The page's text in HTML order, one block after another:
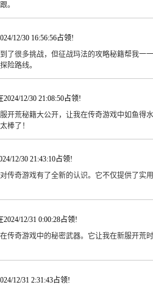
。
12/30 16:56:56占领!
了很多挑战，但征战玛法的攻略秘籍帮我一
险路线。
2024/12/30 21:08:50占领!
开荒秘籍大公开，让我在传奇游戏中如鱼得
棒了！
12/30 21:43:10占领!
传奇游戏有了全新的认识。它不仅提供了实
2024/12/31 0:00:28占领!
传奇游戏中的秘密武器。它让我在新服开荒
12/31 2:31:43占领!